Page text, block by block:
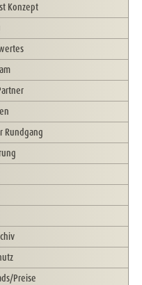
Konzept
Rundgang
Preise